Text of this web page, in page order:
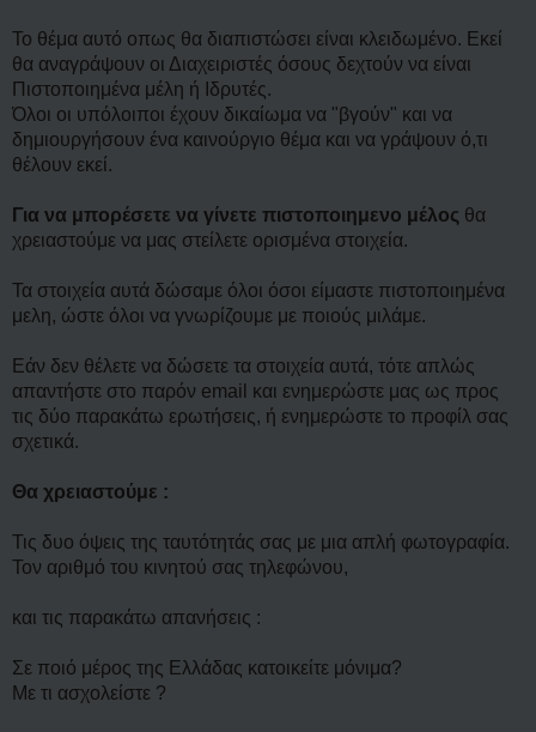
Το θέμα αυτό οπως θα διαπιστώσει είναι κλειδωμένο. Εκεί
θα αναγράψουν οι Διαχειριστές όσους δεχτούν να είναι
Πιστοποιημένα μέλη ή Ιδρυτές.
Όλοι οι υπόλοιποι έχουν δικαίωμα να "βγούν" και να
δημιουργήσουν ένα καινούργιο θέμα και να γράψουν ό,τι
θέλουν εκεί.
Για να μπορέσετε να γίνετε πιστοποιημενο μέλος θα
χρειαστούμε να μας στείλετε ορισμένα στοιχεία.
Τα στοιχεία αυτά δώσαμε όλοι όσοι είμαστε πιστοποιημένα
μελη, ώστε όλοι να γνωρίζουμε με ποιούς μιλάμε.
Εάν δεν θέλετε να δώσετε τα στοιχεία αυτά, τότε απλώς
απαντήστε στο παρόν email και ενημερώστε μας ως προς
τις δύο παρακάτω ερωτήσεις, ή ενημερώστε το προφίλ σας
σχετικά.
Θα χρειαστούμε :
Τις δυο όψεις της ταυτότητάς σας με μια απλή φωτογραφία.
Τον αριθμό του κινητού σας τηλεφώνου,
και τις παρακάτω απανήσεις :
Σε ποιό μέρος της Ελλάδας κατοικείτε μόνιμα?
Με τι ασχολείστε ?